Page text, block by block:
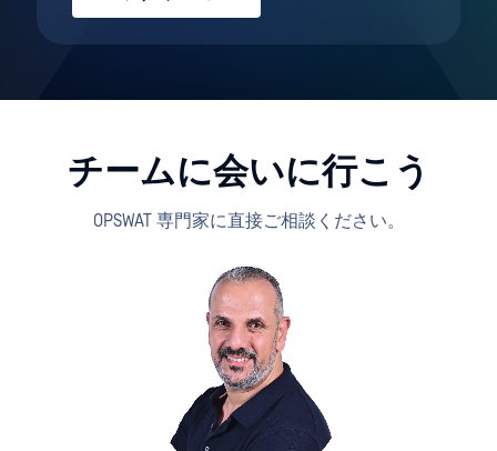
チームに会いに行こう
OPSWAT 専門家に直接ご相談ください。